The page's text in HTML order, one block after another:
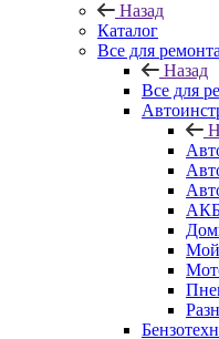
Назад
Каталог
Все для ремонта
Назад
Все для